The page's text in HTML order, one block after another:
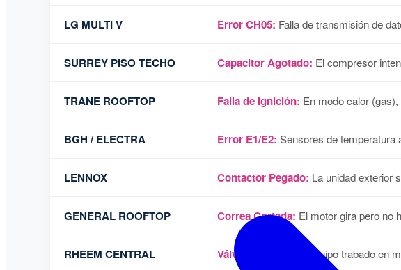
LG MULTI V Error CH05: Falla de transmisión de
SURREY PISO TECHO Capacitor Agotado: El compresor
TRANE ROOFTOP Falla de Ignición: En modo calor
BGH / ELECTRA Error E1/E2: Sensores de temperatura
LENNOX Contactor Pegado: La unidad exterior
GENERAL ROOFTOP Correa Cortada: El motor gira pero no
RHEEM CENTRAL Válvula Inversora: Equipo trabado en